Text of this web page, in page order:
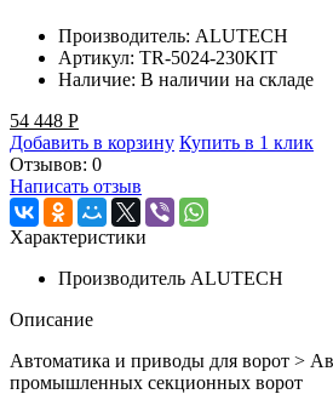
Производитель: ALUTECH
Артикул: TR-5024-230KIT
Наличие: В наличии на складе
54 448 Р
Добавить в корзину Купить в 1 клик
Отзывов: 0
Написать отзыв
Характеристики
Производитель ALUTECH
Описание
Автоматика и приводы для ворот >
промышленных секционных ворот